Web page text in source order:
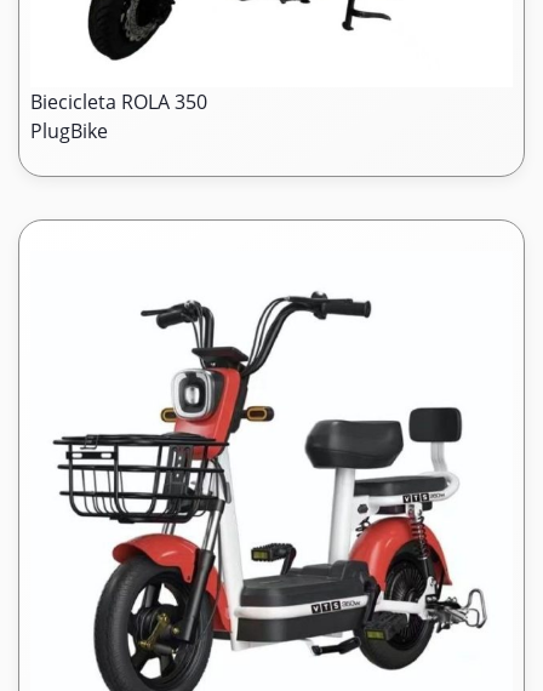
Biecicleta ROLA 350
PlugBike